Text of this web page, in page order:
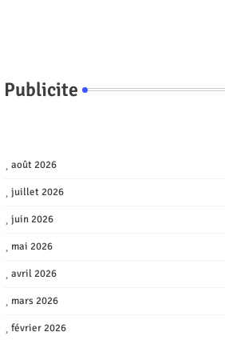
Publicite
août 2026
juillet 2026
juin 2026
mai 2026
avril 2026
mars 2026
février 2026